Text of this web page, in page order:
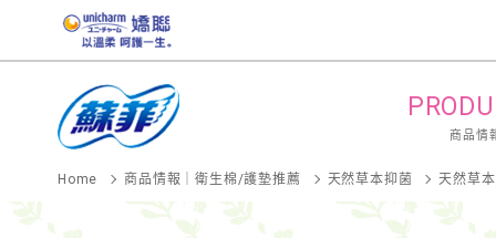
商品情
Home 商品情報｜衛生棉/護墊推薦 天然草本抑菌